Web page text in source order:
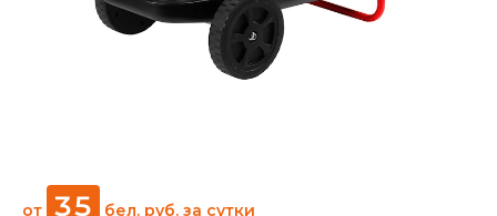
от 35 бел. руб. за сутки